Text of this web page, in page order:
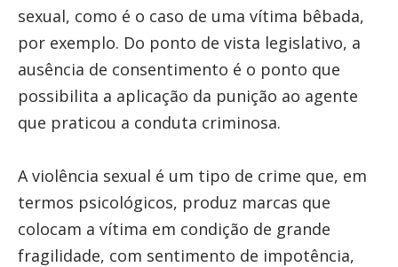
sexual, como é o caso de uma vítima bêbada,
por exemplo. Do ponto de vista legislativo, a
ausência de consentimento é o ponto que
possibilita a aplicação da punição ao agente
que praticou a conduta criminosa.
A violência sexual é um tipo de crime que, em
termos psicológicos, produz marcas que
colocam a vítima em condição de grande
fragilidade, com sentimento de impotência,